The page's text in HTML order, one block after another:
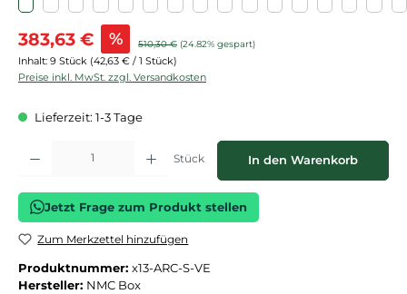
Verkaufspreis:
383,63 € % Regulärer Preis:
510,30 € (24.82% gespart)
Inhalt: 9 Stück (42,63 € / 1 Stück)
Preise inkl. MwSt. zzgl. Versandkosten
Lieferzeit: 1-3 Tage
Produkt Anzahl: Gib den gewünschten Wert ein oder benutze die
Stück In den Warenkorb
Jetzt Frage zum Produkt stellen
Zum Merkzettel hinzufügen
Produktnummer: x13-ARC-S-VE
Hersteller: NMC Box